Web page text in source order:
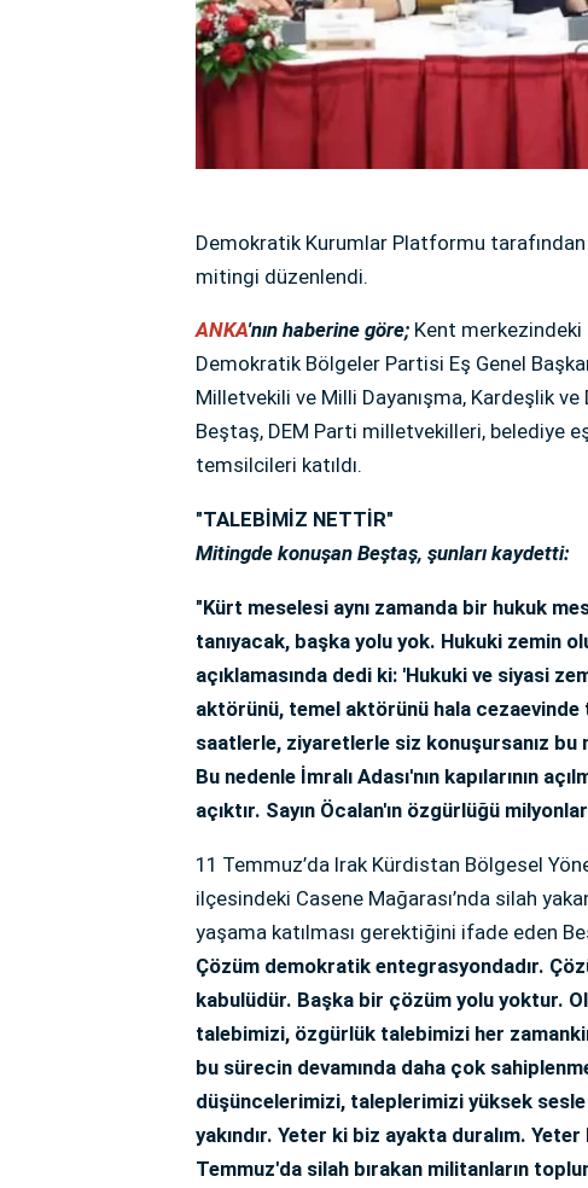
Demokratik Kurumlar Platformu
mitingi düzenlendi.
ANKA'nın haberine göre; Kent
Demokratik Bölgeler Partisi Eş Genel
Milletvekili ve Milli Dayanışma, Kardeşlik
Beştaş, DEM Parti milletvekilleri, belediye
temsilcileri katıldı.
"TALEBİMİZ NETTİR"
Mitingde konuşan Beştaş, şunları kaydetti:
"Kürt meselesi aynı zamanda bir hukuk
tanıyacak, başka yolu yok. Hukuki zemin
açıklamasında dedi ki: 'Hukuki ve siyasi
aktörünü, temel aktörünü hala cezaevinde
saatlerle, ziyaretlerle siz konuşursanız bu
Bu nedenle İmralı Adası'nın kapılarının
açıktır. Sayın Öcalan'ın özgürlüğü
11 Temmuz’da Irak Kürdistan Bölgesel
ilçesindeki Casene Mağarası’nda silah
yaşama katılması gerektiğini ifade eden
Çözüm demokratik entegrasyondadır.
kabulüdür. Başka bir çözüm yolu yoktur.
talebimizi, özgürlük talebimizi her
bu sürecin devamında daha çok
düşüncelerimizi, taleplerimizi yüksek
yakındır. Yeter ki biz ayakta duralım.
Temmuz'da silah bırakan militanların